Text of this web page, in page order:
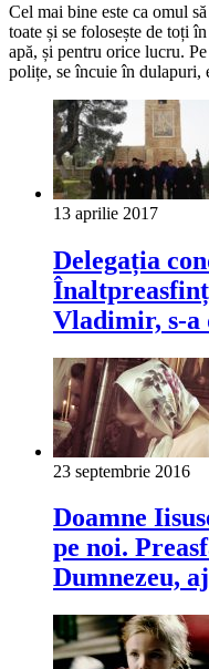
Cel mai bine este ca omul
toate și se folosește de toți
apă, și pentru orice lucru.
polițe, se încuie în
13 aprilie 2017
Delegația
Vladimir, s-a
23 septembrie 2016
Doamne
pe noi.
Dumnezeu,